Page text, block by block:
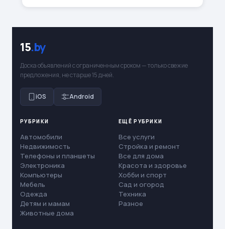
15.by
Доска объявлений с ограниченным сроком — только свежие
предложения, не старше 15 дней.
iOS Android
РУБРИКИ
Автомобили
Недвижимость
Телефоны и планшеты
Электроника
Компьютеры
Мебель
Одежда
Детям и мамам
Животные дома
ЕЩЁ РУБРИКИ
Все услуги
Стройка и ремонт
Все для дома
Красота и здоровье
Хобби и спорт
Сад и огород
Техника
Разное